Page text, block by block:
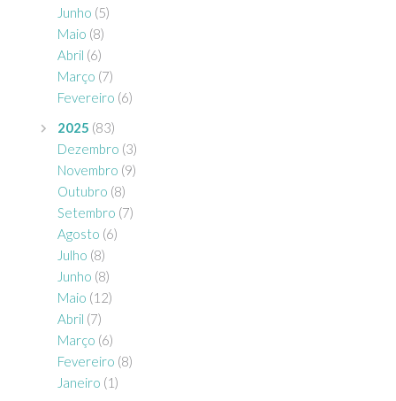
Junho (5)
Maio (8)
Abril (6)
Março (7)
Fevereiro (6)
2025 (83)
Dezembro (3)
Novembro (9)
Outubro (8)
Setembro (7)
Agosto (6)
Julho (8)
Junho (8)
Maio (12)
Abril (7)
Março (6)
Fevereiro (8)
Janeiro (1)